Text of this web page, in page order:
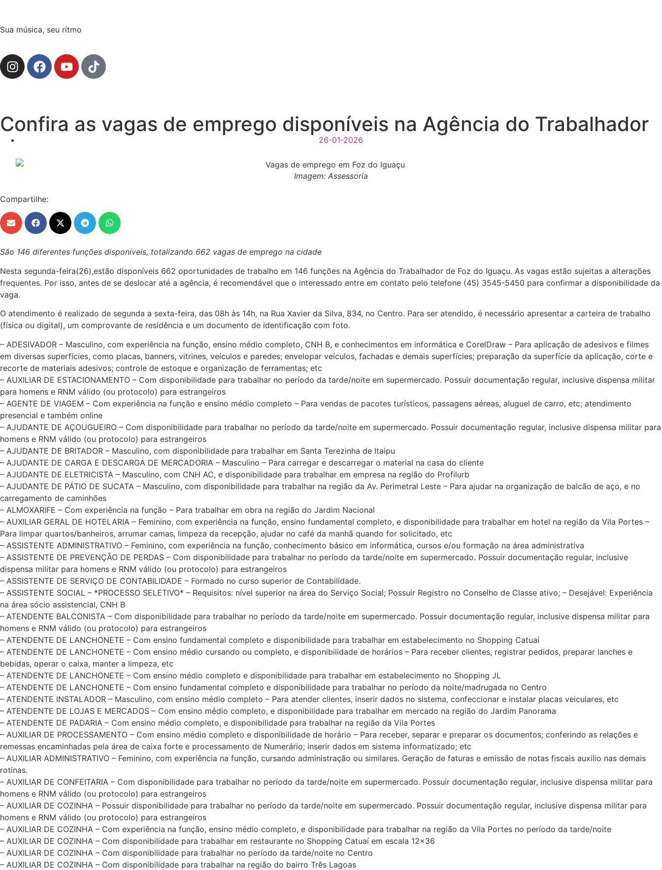
Sua música, seu rítmo
Confira as vagas de emprego disponíveis na Agência do Trabalhador
26-01-2026
Imagem: Assessoria
Compartilhe:
São 146 diferentes funções disponíveis, totalizando 662 vagas de emprego na cidade
Nesta segunda-feira(26),estão disponíveis 662 oportunidades de trabalho em 146 funções na Agência do Trabalhador de Foz do Iguaçu. As vagas estão sujeitas a alterações
frequentes. Por isso, antes de se deslocar até a agência, é recomendável que o interessado entre em contato pelo telefone (45) 3545-5450 para confirmar a disponibilidade da
vaga.
O atendimento é realizado de segunda a sexta-feira, das 08h às 14h, na Rua Xavier da Silva, 834, no Centro. Para ser atendido, é necessário apresentar a carteira de trabalho
(física ou digital), um comprovante de residência e um documento de identificação com foto.
– ADESIVADOR – Masculino, com experiência na função, ensino médio completo, CNH B, e conhecimentos em informática e CorelDraw – Para aplicação de adesivos e filmes
em diversas superfícies, como placas, banners, vitrines, veículos e paredes; envelopar veículos, fachadas e demais superfícies; preparação da superfície da aplicação, corte e
recorte de materiais adesivos; controle de estoque e organização de ferramentas; etc
– AUXILIAR DE ESTACIONAMENTO – Com disponibilidade para trabalhar no período da tarde/noite em supermercado. Possuir documentação regular, inclusive dispensa militar
para homens e RNM válido (ou protocolo) para estrangeiros
– AGENTE DE VIAGEM – Com experiência na função e ensino médio completo – Para vendas de pacotes turísticos, passagens aéreas, aluguel de carro, etc; atendimento
presencial e também online
– AJUDANTE DE AÇOUGUEIRO – Com disponibilidade para trabalhar no período da tarde/noite em supermercado. Possuir documentação regular, inclusive dispensa militar para
homens e RNM válido (ou protocolo) para estrangeiros
– AJUDANTE DE BRITADOR – Masculino, com disponibilidade para trabalhar em Santa Terezinha de Itaipu
– AJUDANTE DE CARGA E DESCARGA DE MERCADORIA – Masculino – Para carregar e descarregar o material na casa do cliente
– AJUDANTE DE ELETRICISTA – Masculino, com CNH AC, e disponibilidade para trabalhar em empresa na região do Profilurb
– AJUDANTE DE PÁTIO DE SUCATA – Masculino, com disponibilidade para trabalhar na região da Av. Perimetral Leste – Para ajudar na organização de balcão de aço, e no
carregamento de caminhões
– ALMOXARIFE – Com experiência na função – Para trabalhar em obra na região do Jardim Nacional
– AUXILIAR GERAL DE HOTELARIA – Feminino, com experiência na função, ensino fundamental completo, e disponibilidade para trabalhar em hotel na região da Vila Portes –
Para limpar quartos/banheiros, arrumar camas, limpeza da recepção, ajudar no café da manhã quando for solicitado, etc
– ASSISTENTE ADMINISTRATIVO – Feminino, com experiência na função, conhecimento básico em informática, cursos e/ou formação na área administrativa
– ASSISTENTE DE PREVENÇÃO DE PERDAS – Com disponibilidade para trabalhar no período da tarde/noite em supermercado. Possuir documentação regular, inclusive
dispensa militar para homens e RNM válido (ou protocolo) para estrangeiros
– ASSISTENTE DE SERVIÇO DE CONTABILIDADE – Formado no curso superior de Contabilidade.
– ASSISTENTE SOCIAL – *PROCESSO SELETIVO* – Requisitos: nível superior na área do Serviço Social; Possuir Registro no Conselho de Classe ativo; – Desejável: Experiência
na área sócio assistencial, CNH B
– ATENDENTE BALCONISTA – Com disponibilidade para trabalhar no período da tarde/noite em supermercado. Possuir documentação regular, inclusive dispensa militar para
homens e RNM válido (ou protocolo) para estrangeiros
– ATENDENTE DE LANCHONETE – Com ensino fundamental completo e disponibilidade para trabalhar em estabelecimento no Shopping Catuaí
– ATENDENTE DE LANCHONETE – Com ensino médio cursando ou completo, e disponibilidade de horários – Para receber clientes, registrar pedidos, preparar lanches e
bebidas, operar o caixa, manter a limpeza, etc
– ATENDENTE DE LANCHONETE – Com ensino médio completo e disponibilidade para trabalhar em estabelecimento no Shopping JL
– ATENDENTE DE LANCHONETE – Com ensino fundamental completo e disponibilidade para trabalhar no período da noite/madrugada no Centro
– ATENDENTE INSTALADOR – Masculino, com ensino médio completo – Para atender clientes, inserir dados no sistema, confeccionar e instalar placas veiculares, etc
– ATENDENTE DE LOJAS E MERCADOS – Com ensino médio completo, e disponibilidade para trabalhar em mercado na região do Jardim Panorama
– ATENDENTE DE PADARIA – Com ensino médio completo, e disponibilidade para trabalhar na região da Vila Portes
– AUXILIAR DE PROCESSAMENTO – Com ensino médio completo e disponibilidade de horário – Para receber, separar e preparar os documentos; conferindo as relações e
remessas encaminhadas pela área de caixa forte e processamento de Numerário; inserir dados em sistema informatizado; etc
– AUXILIAR ADMINISTRATIVO – Feminino, com experiência na função, cursando administração ou similares. Geração de faturas e emissão de notas fiscais auxilio nas demais
rotinas.
– AUXILIAR DE CONFEITARIA – Com disponibilidade para trabalhar no período da tarde/noite em supermercado. Possuir documentação regular, inclusive dispensa militar para
homens e RNM válido (ou protocolo) para estrangeiros
– AUXILIAR DE COZINHA – Possuir disponibilidade para trabalhar no período da tarde/noite em supermercado. Possuir documentação regular, inclusive dispensa militar para
homens e RNM válido (ou protocolo) para estrangeiros
– AUXILIAR DE COZINHA – Com experiência na função, ensino médio completo, e disponibilidade para trabalhar na região da Vila Portes no período da tarde/noite
– AUXILIAR DE COZINHA – Com disponibilidade para trabalhar em restaurante no Shopping Catuaí em escala 12×36
– AUXILIAR DE COZINHA – Com disponibilidade para trabalhar no período da tarde/noite no Centro
– AUXILIAR DE COZINHA – Com disponibilidade para trabalhar na região do bairro Três Lagoas